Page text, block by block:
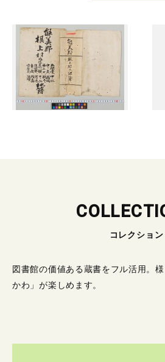
コレクション
図書館の価値ある蔵書をフル活用。
かわ」が楽しめます。